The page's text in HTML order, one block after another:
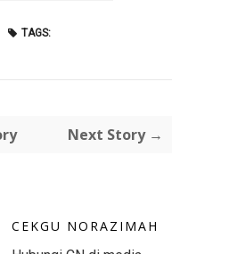
TAGS:
Next Story →
CEKGU NORAZIMAH